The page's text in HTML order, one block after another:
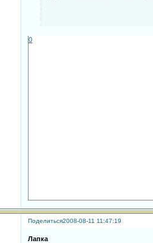
0
Поделиться2008-08-11 11:47:19
Лапка